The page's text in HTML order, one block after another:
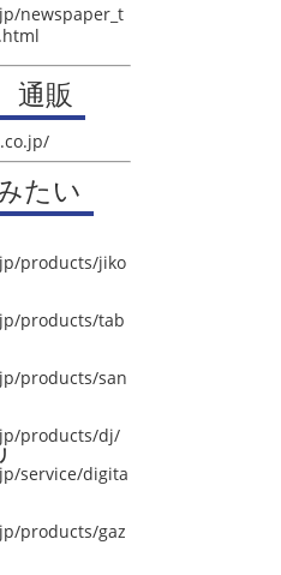
newspaper_t
通販
たい
products/jiko
products/tab
products/san
products/dj/
service/digita
products/gaz